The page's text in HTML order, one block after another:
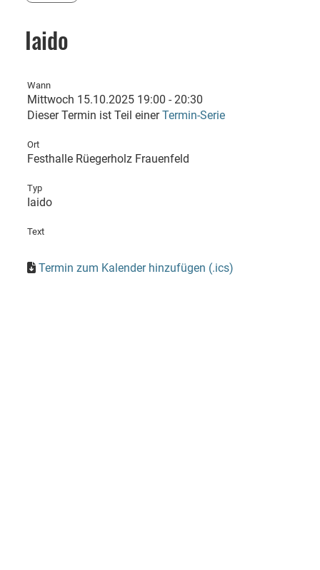
Iaido
Wann
Mittwoch 15.10.2025 19:00 - 20:30
Dieser Termin ist Teil einerTermin-Serie
Ort
Festhalle Rüegerholz Frauenfeld
Typ
Iaido
Text
Termin zum Kalender hinzufügen (.ics)